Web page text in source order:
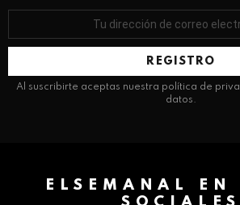
correo
Al suscribirte aceptas nuestra política de
datos.
ELSEMANAL EN
SOCIALES